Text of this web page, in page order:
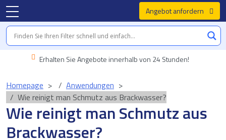
Angebot anfordern
Erhalten Sie Angebote innerhalb von 24 Stunden!
Homepage
Anwendungen
Wie reinigt man Schmutz aus Brackwasser?
Wie reinigt man Schmutz aus
Brackwasser?